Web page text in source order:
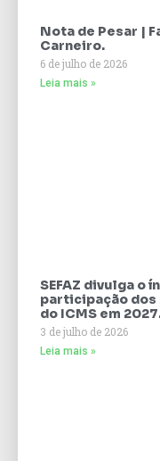
Nota de Pesar |
Carneiro.
6 de julho de 2026
Leia mais »
SEFAZ divulga o
participação
do ICMS em
3 de julho de 2026
Leia mais »